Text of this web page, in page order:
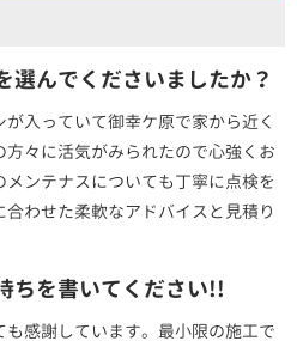
選んでくださいましたか？
入っていて御幸ケ原で家から近く
々に活気がみられたので心強くお
ンテナスについても丁寧に点検を
わせた柔軟なアドバイスと見積り
ちを書いてください!!
感謝しています。最小限の施工で